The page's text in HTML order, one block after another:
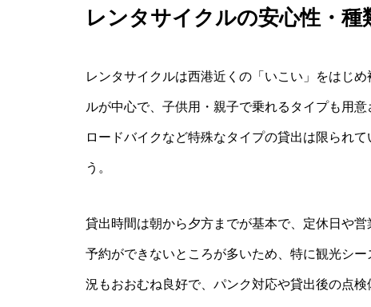
レンタサイクルの安心性・種
レンタサイクルは西港近くの「いこい」をはじ
ルが中心で、子供用・親子で乗れるタイプも用
ロードバイクなど特殊なタイプの貸出は限られ
う。
貸出時間は朝から夕方までが基本で、定休日や
予約ができないところが多いため、特に観光シ
況もおおむね良好で、パンク対応や貸出後の点検